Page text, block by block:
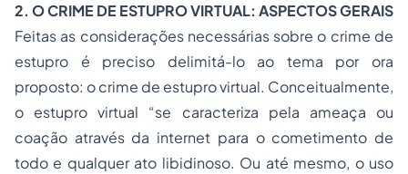
2. O CRIME DE ESTUPRO VIRTUAL: ASPECTOS GERAIS
Feitas as considerações necessárias sobre o crime de
estupro é preciso delimitá-lo ao tema por ora
proposto: o crime de estupro virtual. Conceitualmente,
o estupro virtual “se caracteriza pela ameaça ou
coação através da internet para o cometimento de
todo e qualquer ato libidinoso. Ou até mesmo, o uso